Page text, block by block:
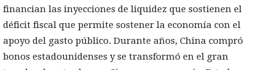
financian las inyecciones de liquidez que sostienen el
déficit fiscal que permite sostener la economía con el
apoyo del gasto público. Durante años, China compró
bonos estadounidenses y se transformó en el gran